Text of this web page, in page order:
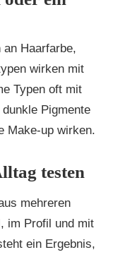
Haarfarbe,
wirken mit
Typen oft mit
Pigmente
Make-up wirken.
testen
mehreren
im Profil und mit
ein Ergebnis,